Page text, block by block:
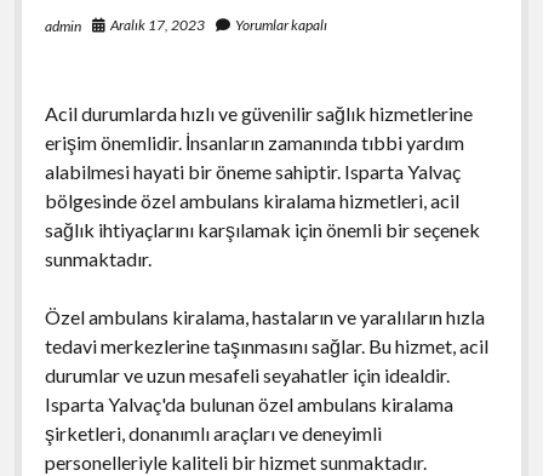
Sayfa Listesi
admin Aralık 17, 2023 Yorumlar kapalı
Acil durumlarda hızlı ve güvenilir sağlık hizmetlerine
erişim önemlidir. İnsanların zamanında tıbbi yardım
alabilmesi hayati bir öneme sahiptir. Isparta Yalvaç
bölgesinde özel ambulans kiralama hizmetleri, acil
sağlık ihtiyaçlarını karşılamak için önemli bir seçenek
sunmaktadır.
Özel ambulans kiralama, hastaların ve yaralıların hızla
tedavi merkezlerine taşınmasını sağlar. Bu hizmet, acil
durumlar ve uzun mesafeli seyahatler için idealdir.
Isparta Yalvaç'da bulunan özel ambulans kiralama
şirketleri, donanımlı araçları ve deneyimli
personelleriyle kaliteli bir hizmet sunmaktadır.